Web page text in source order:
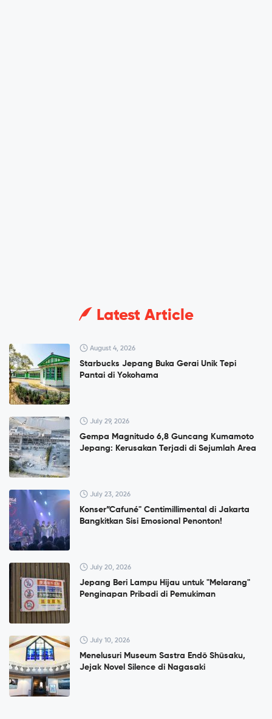
Latest Article
August 4, 2026
Starbucks Jepang Buka Gerai Unik Tepi
Pantai di Yokohama
July 29, 2026
Gempa Magnitudo 6,8 Guncang Kumamoto
Jepang: Kerusakan Terjadi di Sejumlah Area
July 23, 2026
Konser”Cafuné" Centimillimental di Jakarta
Bangkitkan Sisi Emosional Penonton!
July 20, 2026
Jepang Beri Lampu Hijau untuk "Melarang"
Penginapan Pribadi di Pemukiman
July 10, 2026
Menelusuri Museum Sastra Endō Shūsaku,
Jejak Novel Silence di Nagasaki